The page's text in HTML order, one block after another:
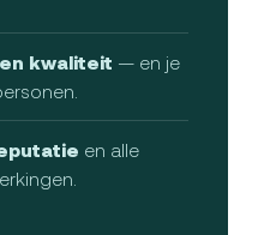
kwaliteit — en je
en alle